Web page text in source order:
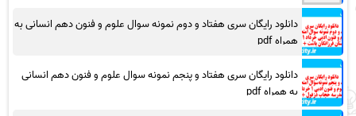
دانلود رایگان سری هفتاد و دوم نمونه سوال علوم و فنون دهم انسانی به
همراه pdf
دانلود رایگان سری هفتاد و پنجم نمونه سوال علوم و فنون دهم انسانی
به همراه pdf